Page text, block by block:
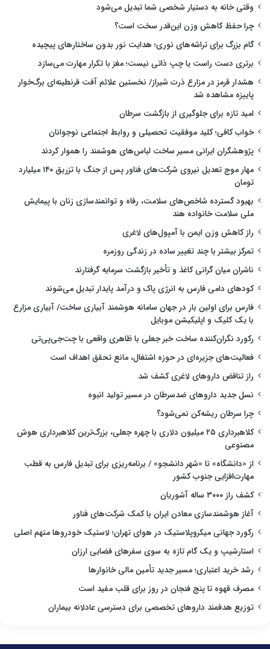
وقتی خانه به دستیار شخصی شما تبدیل می‌شود
چرا حفظ کاهش وزن این‌قدر سخت است؟
گام بزرگ برای تراشه‌های نوری؛ هدایت نور بدون ساختارهای پیچیده
برتری دست راست یا چپ ذاتی نیست؛ مغز با تکرار مهارت می‌سازد
هشدار قرمز در مزارع ذرت شیراز/ نخستین علائم آفت قرنطینه‌ای برگ‌خوار
پاییزه مشاهده شد
امید تازه برای جلوگیری از بازگشت سرطان
خواب کافی؛ کلید موفقیت تحصیلی و روابط اجتماعی نوجوانان
پژوهشگران ایرانی مسیر ساخت لباس‌های هوشمند را هموار کردند
مهار موج تعدیل نیروی شرکت‌های فناور پس از جنگ با تزریق ۱۴۰ میلیارد
تومان
بهبود گسترده شاخص‌های سلامت، رفاه و توانمندسازی زنان با پیمایش
ملی سلامت خانواده هند
راز کاهش وزن ایمن با آمپول‌های لاغری
تمرکز بیشتر با چند تغییر ساده در زندگی روزمره
ناشران میان گرانی کاغذ و تأخیر بازگشت سرمایه گرفتارند
کودهای دامی فارس به انرژی پاک و درآمد پایدار تبدیل می‌شوند
فارس برای اولین بار در جهان سامانه هوشمند آبیاری ساخت/ آبیاری مزارع
با یک کلیک و اپلیکیشن موبایل
رکورد نگران‌کننده ساخت خبر جعلی با ظاهری واقعی با چت‌جی‌پی‌تی
فعالیت‌های جزیره‌ای در حوزه اشتغال، مانع تحقق اهداف است
راز تناقض داروهای لاغری کشف شد
نسل جدید داروهای ضدسرطان در مسیر تولید انبوه
چرا سرطان ریشه‌کن نمی‌شود؟
کلاهبرداری ۲۵ میلیون دلاری با چهره جعلی، بزرگ‌ترین کلاهبرداری هوش
مصنوعی
از «دانشگاه» تا «شهر دانشجو» / برنامه‌ریزی برای تبدیل فارس به قطب
مهارت‌افزایی جنوب کشور
کشف راز ۳۰۰۰ ساله آشوریان
آغاز هوشمندسازی معادن ایران با کمک شرکت‌های فناور
رکورد جهانی میکروپلاستیک در هوای تهران؛ لاستیک خودروها متهم اصلی
استارشیپ و یک گام تازه به سوی سفرهای فضایی ارزان
رشد خرید اعتباری؛ مسیر جدید تأمین مالی خانوارها
مصرف قهوه تا پنج فنجان در روز برای قلب مفید است
توزیع هدفمند داروهای تخصصی برای دسترسی عادلانه بیماران